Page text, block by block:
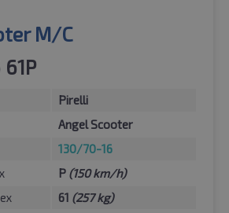
M/C
Pirelli
Angel Scooter
130/70-16
P (150 km/h)
61 (257 kg)